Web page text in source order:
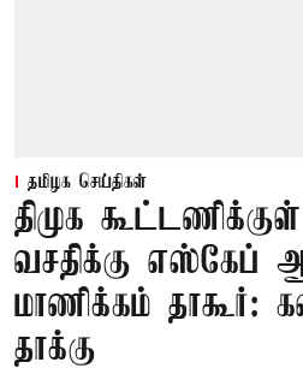
தமிழக செய்திகள்
திமுக
வசதிக்கு எஸ்கேப்
மாணிக்கம் தாகூர்:
தாக்கு